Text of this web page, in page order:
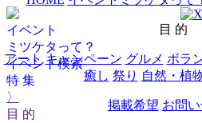
イベント
ミツケタって？
イベント検索
特 集
〉
目 的
目 的
アート キャンペーン グルメ ボラ
癒し 祭り 自然・植
掲載希望 お問